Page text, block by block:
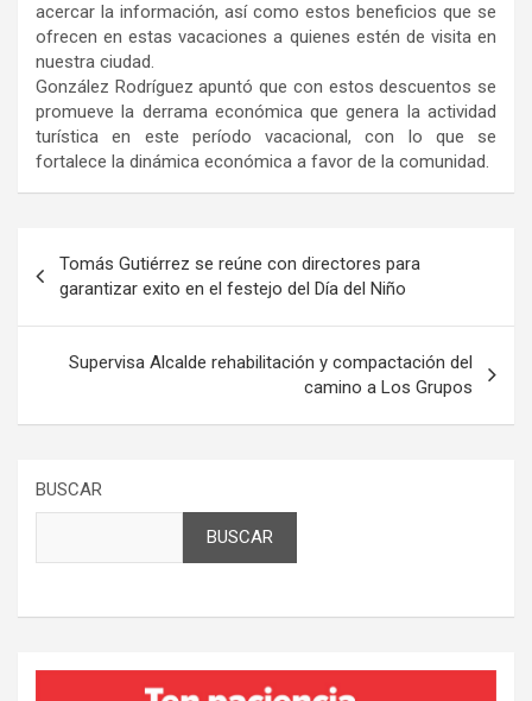
acercar la información, así como estos beneficios que se
ofrecen en estas vacaciones a quienes estén de visita en
nuestra ciudad.
González Rodríguez apuntó que con estos descuentos se
promueve la derrama económica que genera la actividad
turística en este período vacacional, con lo que se
fortalece la dinámica económica a favor de la comunidad.
de
entradas
Tomás Gutiérrez se reúne con directores para
garantizar exito en el festejo del Día del Niño
Supervisa Alcalde rehabilitación y compactación del
camino a Los Grupos
BUSCAR
BUSCAR